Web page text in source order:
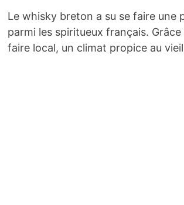
Le whisky breton a su se faire une
parmi les spiritueux français.
faire local, un climat propice au